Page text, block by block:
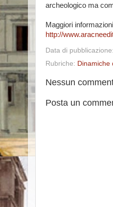
archeologico ma
Maggiori
http://
Data di pubblicazione:
Rubriche: Dinamiche
Nessun
Posta un